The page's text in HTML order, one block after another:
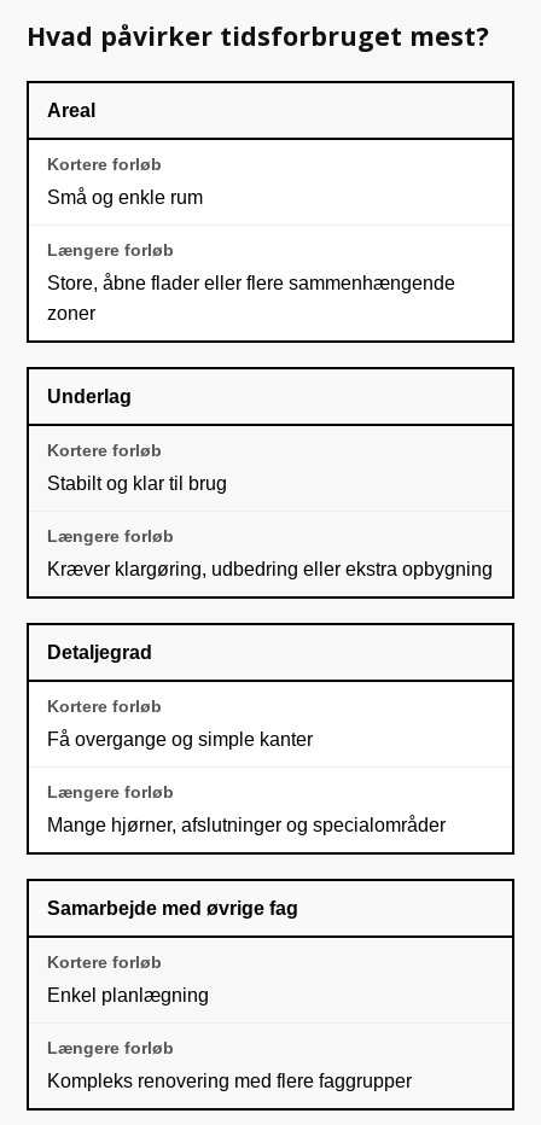
Hvad påvirker tidsforbruget mest?
Areal
Små og enkle rum
Store, åbne flader eller flere sammenhængende
zoner
Underlag
Stabilt og klar til brug
Kræver klargøring, udbedring eller ekstra opbygning
Detaljegrad
Få overgange og simple kanter
Mange hjørner, afslutninger og specialområder
Samarbejde med øvrige fag
Enkel planlægning
Kompleks renovering med flere faggrupper